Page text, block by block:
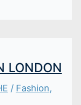
LONDON
/ Fashion,